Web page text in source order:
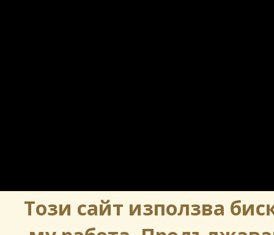
Този сайт използва